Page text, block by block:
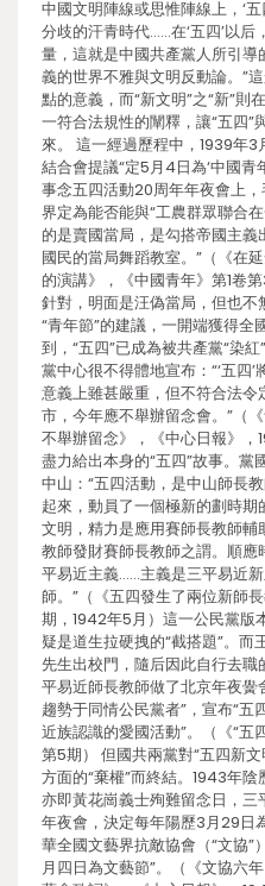
中國文明陣線或思惟陣線上，‘五
分歧的汗青時代……在‘五四’以
量，這就是中國共產黨人所引
義的世界不雅與文明反動論。”
點的意義，而“新文明”之“新”則
一符合法規性的闡釋，讓“五四”
來。 這一經過歷程中，1939年
結合會提議“定5月4日為‘中國
事念五四活動20周年年夜會上
界定為能否能與“工農群眾聯合
的是賣國當局，是勾搭帝國主
國民的當局舞蹈教室。”（《在
的演講》，《中國青年》第1卷
針對，明面是汪偽當局，但也不
“青年節”的建議，一開端獲得
到，“五四”已成為被共產黨“染
黨中心很不得體地宣布：“‘五四
意義上雖甚嚴重，但不符合法
市，今年應不舉辦留念會。”（
不舉辦留念》，《中心日報》
盡力給出本身的“五四”故事。
中山：“五四活動，是中山師長
起來，動員了一個極新的劃時
文明，精力是應用賽師長教師
教師發財賽師長教師之謂。順
平易近主義……主義是三平易近
師。”（《五四發生了兩位新師
期，1942年5月）這一公民黨版
疑是道生拉硬拽的“截搭題”。
先生出校門，隨后因此自行去
平易近師長教師做了北京年夜
趨勢于同情公民黨者”，宣布“五
近族認識的愛國活動”。（《“五
第5期） 但國共兩黨對“五四新
方面的“棄權”而終結。1943年
亦即黃花崗義士殉難留念日，
年夜會，決定每年陽歷3月29日
華全國文藝界抗敵協會（“文協”
月四日為文藝節”。（《文協六